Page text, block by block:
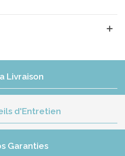
Livraison
d'Entretien
Garanties